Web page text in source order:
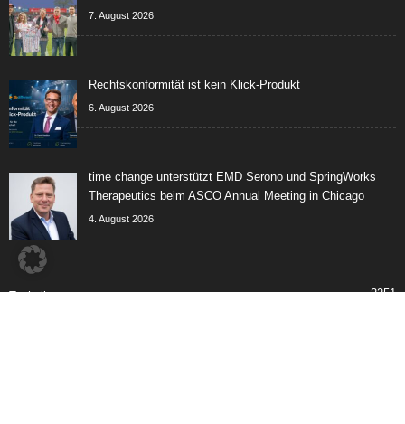
7. August 2026
Rechtskonformität ist kein Klick-Produkt
6. August 2026
time change unterstützt EMD Serono und SpringWorks
Therapeutics beim ASCO Annual Meeting in Chicago
4. August 2026
Technik 2251